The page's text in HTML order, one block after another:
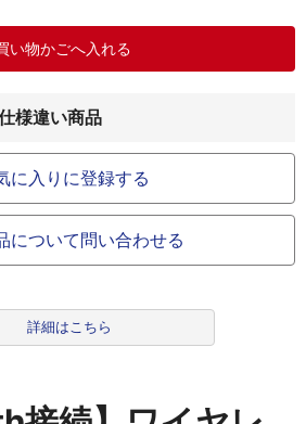
様違い商品
に入りに登録する
について問い合わせる
詳細はこちら